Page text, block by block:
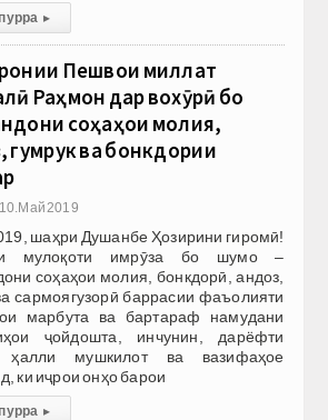
▸
Пешвои миллат
Раҳмон дар вохӯрӣ бо
соҳаҳои молия,
гумрук ва бонкдории
2019
шаҳри Душанбе Ҳозирини гиромӣ!
мулоқоти имрӯза бо шумо –
соҳаҳои молия, бонкдорӣ, андоз,
сармоягузорӣ баррасии фаъолияти
марбута ва бартараф намудани
ҷойдошта, инчунин, дарёфти
ҳалли мушкилот ва вазифаҳое
ки иҷрои онҳо барои
▸